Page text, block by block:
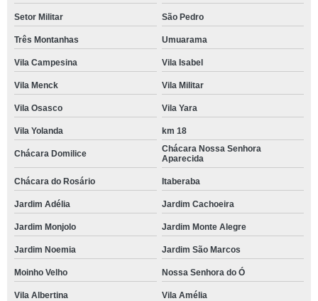
Setor Militar São Pedro
Três Montanhas Umuarama
Vila Campesina Vila Isabel
Vila Menck Vila Militar
Vila Osasco Vila Yara
Vila Yolanda km 18
Chácara Domilice
Chácara Nossa Senhora
Aparecida
Chácara do Rosário Itaberaba
Jardim Adélia Jardim Cachoeira
Jardim Monjolo Jardim Monte Alegre
Jardim Noemia Jardim São Marcos
Moinho Velho Nossa Senhora do Ó
Vila Albertina Vila Amélia